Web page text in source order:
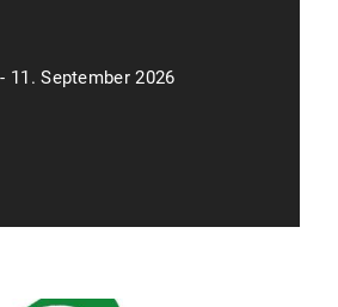
11. September 2026